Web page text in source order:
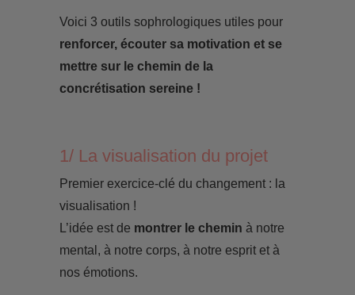
Voici 3 outils sophrologiques utiles pour
renforcer, écouter sa motivation et se
mettre sur le chemin de la
concrétisation sereine !
1/ La visualisation du projet
Premier exercice-clé du changement : la
visualisation !
L’idée est de montrer le chemin à notre
mental, à notre corps, à notre esprit et à
nos émotions.